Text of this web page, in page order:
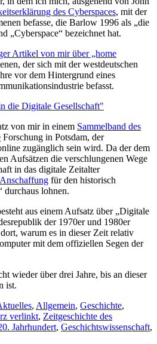
des Cyberspaces, mit der
befasse, die Barlow 1996 als „die
„Cyberspace“ bezeichnet hat.
Artikel von mir über „home
der sich mit der westdeutschen
vor dem Hintergrund eines
befasst.
von mir in einem Sammelband des
Forschung in Potsdam, der
zugänglich sein wird. Da der dem
Aufsätzen die verschlungenen Wege
in das digitale Zeitalter
Anschaffung für den historisch
durchaus lohnen.
aus einem Aufsatz über „Digitale
der 1970er und 1980er
warum es in dieser Zeit relativ
mit dem offiziellen Segen der
wieder über drei Jahre, bis an dieser
ist.
, Allgemein, Geschichte,
verlinkt, Zeitgeschichte des
Jahrhundert, Geschichtswissenschaft,